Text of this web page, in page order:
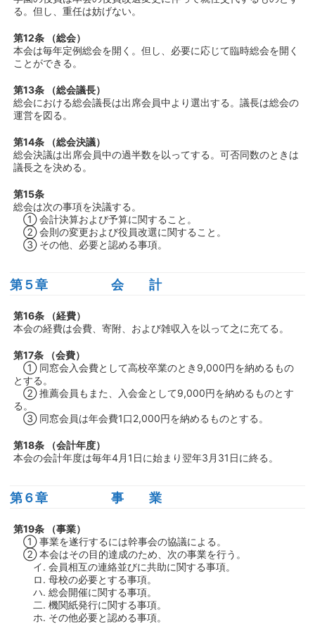
る。但し、重任は妨げない。
第12条 （総会）
本会は毎年定例総会を開く。但し、必要に応じて臨時総会を開く
ことができる。
第13条 （総会議長）
総会における総会議長は出席会員中より選出する。議長は総会の
運営を図る。
第14条 （総会決議）
総会決議は出席会員中の過半数を以ってする。可否同数のときは
議長之を決める。
第15条
総会は次の事項を決議する。
① 会計決算および予算に関すること。
② 会則の変更および役員改選に関すること。
③ その他、必要と認める事項。
第５章 会 計
第16条 （経費）
本会の経費は会費、寄附、および雑収入を以って之に充てる。
第17条 （会費）
① 同窓会入会費として高校卒業のとき9,000円を納めるもの
とする。
② 推薦会員もまた、入会金として9,000円を納めるものとす
る。
③ 同窓会員は年会費1口2,000円を納めるものとする。
第18条 （会計年度）
本会の会計年度は毎年4月1日に始まり翌年3月31日に終る。
第６章 事 業
第19条 （事業）
① 事業を遂行するには幹事会の協議による。
② 本会はその目的達成のため、次の事業を行う。
イ. 会員相互の連絡並びに共助に関する事項。
ロ. 母校の必要とする事項。
ハ. 総会開催に関する事項。
二. 機関紙発行に関する事項。
ホ. その他必要と認める事項。